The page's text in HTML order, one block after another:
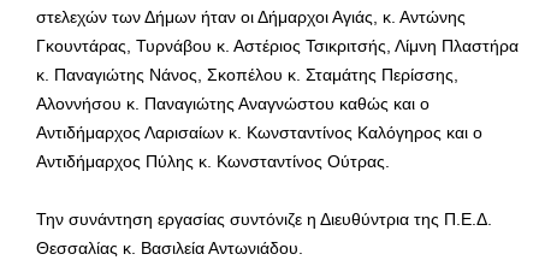
στελεχών των Δήμων ήταν οι Δήμαρχοι Αγιάς, κ. Αντώνης
Γκουντάρας, Τυρνάβου κ. Αστέριος Τσικριτσής, Λίμνη Πλαστήρα
κ. Παναγιώτης Νάνος, Σκοπέλου κ. Σταμάτης Περίσσης,
Αλοννήσου κ. Παναγιώτης Αναγνώστου καθώς και ο
Αντιδήμαρχος Λαρισαίων κ. Κωνσταντίνος Καλόγηρος και ο
Αντιδήμαρχος Πύλης κ. Κωνσταντίνος Ούτρας.
Την συνάντηση εργασίας συντόνιζε η Διευθύντρια της Π.Ε.Δ.
Θεσσαλίας κ. Βασιλεία Αντωνιάδου.